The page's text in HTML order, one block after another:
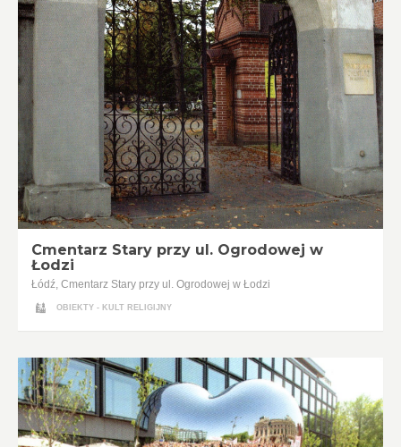
Cmentarz Stary przy ul. Ogrodowej w
Łodzi
Łódź, Cmentarz Stary przy ul. Ogrodowej w Łodzi
OBIEKTY - KULT RELIGIJNY